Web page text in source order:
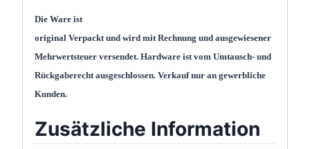
Die Ware ist
original Verpackt und wird mit Rechnung und ausgewiesener
Mehrwertsteuer versendet. Hardware ist vom Umtausch- und
Rückgaberecht ausgeschlossen. Verkauf nur an gewerbliche
Kunden.
Zusätzliche Information